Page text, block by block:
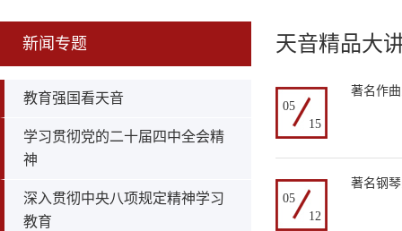
新闻专题
教育强国看天音
学习贯彻党的二十届四中全会精
神
深入贯彻中央八项规定精神学习
教育
天音精品大
05
15
著名作
05
12
著名钢